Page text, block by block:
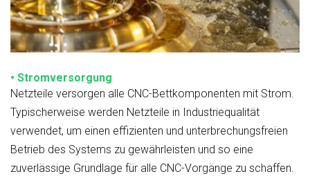
• Stromversorgung
Netzteile versorgen alle CNC-Bettkomponenten mit Strom.
Typischerweise werden Netzteile in Industriequalität
verwendet, um einen effizienten und unterbrechungsfreien
Betrieb des Systems zu gewährleisten und so eine
zuverlässige Grundlage für alle CNC-Vorgänge zu schaffen.